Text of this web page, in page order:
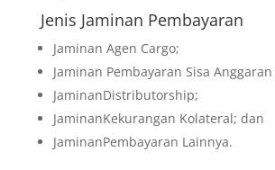
Jenis Jaminan Pembayaran
Jaminan Agen Cargo;
Jaminan Pembayaran Sisa Anggaran
JaminanDistributorship;
JaminanKekurangan Kolateral; dan
JaminanPembayaran Lainnya.